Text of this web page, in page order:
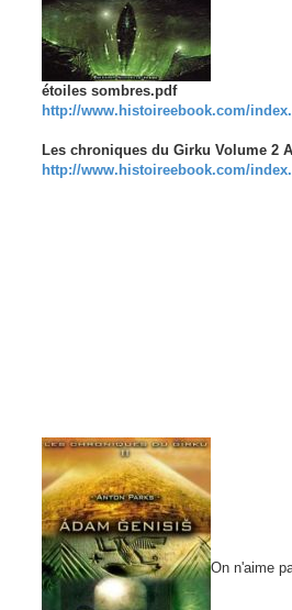
étoiles sombres.pdf
http://www.histoireebook.com/
Les chroniques du Girku Volume 2
http://www.histoireebook.com/
On n'aime